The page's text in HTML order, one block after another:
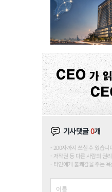
기사댓글0개
200자까지 쓰실 수 있습
저작권 등 다른 사람의 권
타인에게 불쾌감을 주는